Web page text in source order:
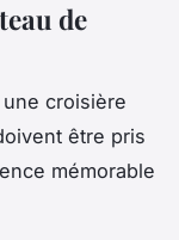
de
croisière
être pris
mémorable